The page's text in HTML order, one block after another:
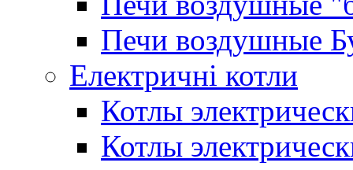
Печи воздушные
Електричні котли
Котлы
Котлы